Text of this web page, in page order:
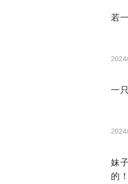
若
一
妹
的！